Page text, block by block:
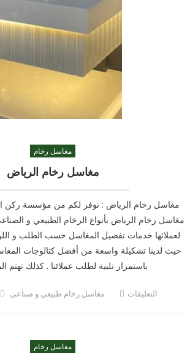
مغاسل رخام
مغاسل رخام الرياض
مغاسل رخام الرياض : نوفر لكم من مؤسسة ركن
مغاسل رخام الرياض بأنواع الرخام الطبيعي و
لعملائها خدمات تفصيل المغاسل حسب الطلب و
حيث لدينا تشكيلة واسعة من أفضل كتالوجات
باستمرار تلبية لطلب عملائنا . كذلك
Author
مغاسل رخام طبيعي و صناعي التعليقاتعلى
مغاسل رخام